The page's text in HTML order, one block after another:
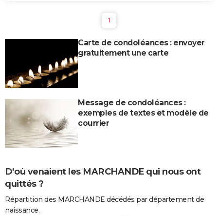
1
Carte de condoléances : envoyer
gratuitement une carte
Message de condoléances :
exemples de textes et modèle de
courrier
D'où venaient les MARCHANDE qui nous ont
quittés ?
Répartition des MARCHANDE décédés par département de
naissance.